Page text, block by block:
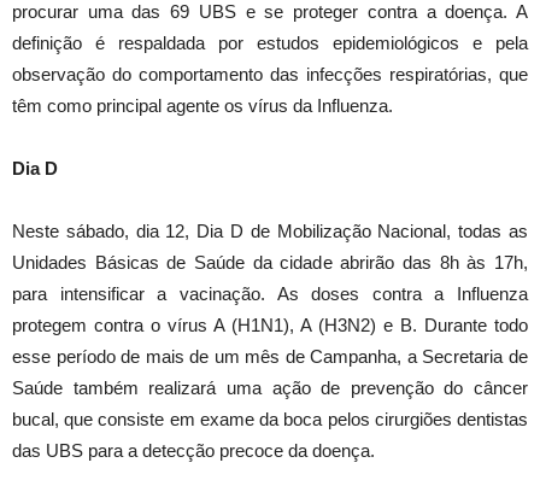
procurar uma das 69 UBS e se proteger contra a doença. A
definição é respaldada por estudos epidemiológicos e pela
observação do comportamento das infecções respiratórias, que
têm como principal agente os vírus da Influenza.
Dia D
Neste sábado, dia 12, Dia D de Mobilização Nacional, todas as
Unidades Básicas de Saúde da cidade abrirão das 8h às 17h,
para intensificar a vacinação. As doses contra a Influenza
protegem contra o vírus A (H1N1), A (H3N2) e B. Durante todo
esse período de mais de um mês de Campanha, a Secretaria de
Saúde também realizará uma ação de prevenção do câncer
bucal, que consiste em exame da boca pelos cirurgiões dentistas
das UBS para a detecção precoce da doença.